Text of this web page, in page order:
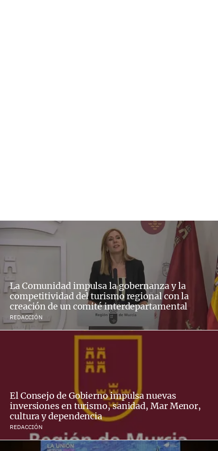
La Comunidad impulsa la gobernanza y la
competitividad del turismo regional con la
creación de un comité interdepartamental
REDACCIÓN
El Consejo de Gobierno impulsa nuevas
inversiones en turismo, sanidad, Mar Menor,
cultura y dependencia
REDACCIÓN